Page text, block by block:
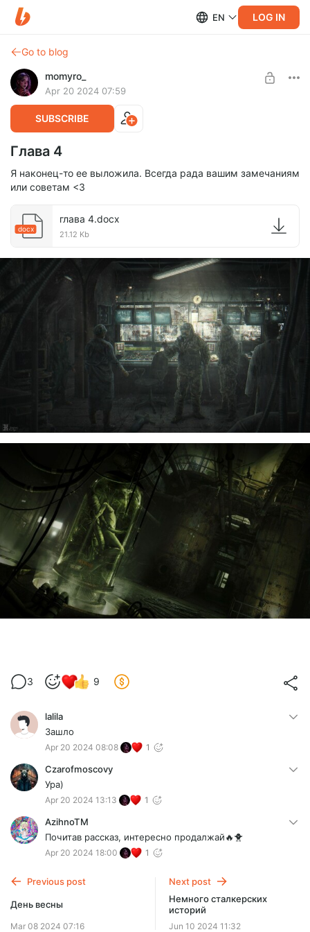
EN LOG IN
Go to blog
momyro_
Apr 20 2024 07:59
SUBSCRIBE
Глава 4
Я наконец-то ее выложила. Всегда рада вашим замечаниям
или советам <3
docx
глава 4.docx
21.12 Kb
3 9
lalila
Зашло
Apr 20 2024 08:08 1
Czarofmoscovy
Ура)
Apr 20 2024 13:13 1
AzihnoTM
Почитав рассказ, интересно продалжай🔥🐥
Apr 20 2024 18:00 1
Previous post
День весны
Mar 08 2024 07:16
Next post
Немного сталкерских
историй
Jun 10 2024 11:32